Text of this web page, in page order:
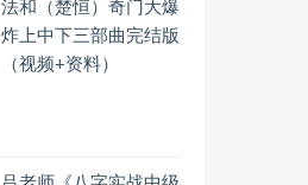
法和（楚恒）奇门大爆
炸上中下三部曲完结版
（视频+资料）